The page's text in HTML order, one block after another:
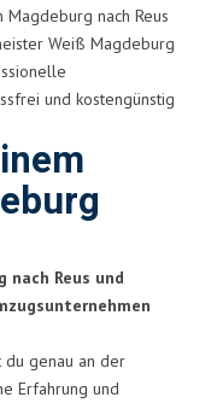
nach Reus
Weiß Magdeburg
und kostengünstig
nach Reus und
genau an der
Erfahrung und